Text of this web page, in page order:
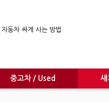
자동차 싸게 사는 방법
중고차 / Used